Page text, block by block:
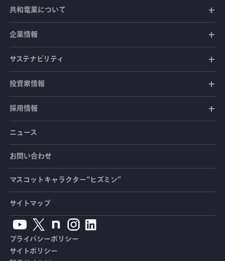
共和電業について
共和電業の未来
共和電業の事業
共和電業のあゆみ
企業情報
社長メッセージ
経営ビジョン
会社概要
拠点情報
グループ会社一覧
サステナビリティ
環境への取り組み
サステナビリティ基本方針
環境基本方針及び年度環境方針
ISO14001認証取得情報
製品への環境対応
欧州RoHS指令適合製品の販売状況
CE適合品 受注・販売状況
地域社会・社会貢献
地域社会への貢献
パートナーシップ構築宣言
人的資本の価値向上
次世代育成支援・女性活躍支援
品質保証
品質基本方針
ISO9001認証取得情報
品質保証活動の展開
製品保証
トレーサビリティ
トレーサビリティについて
JCSS認定
ASNITE認定
投資家情報
経営方針
経営方針トップ
ディスクロージャーポリシー
コーポレートガバナンス
社長メッセージ
中期経営計画
個人投資家の皆さまへ
IRライブラリ
IRライブラリトップ
決算説明会資料
適時開示情報
有価証券報告書
財務・業績
財務・業績トップ
業績ハイライト
主要連結指標
IRカレンダー
株主還元（配当・株主優待）
銘柄基本情報
採用情報
メッセージ
社長メッセージ
共和電業が求める人物像
共和電業をもっと知る
共和電業の職種紹介
先輩社員インタビュー
先輩社員インタビュー[動画編]
内定者アンケート
採用基本情報
新卒採用募集要項
会社説明会
インターンシップ・オープンカンパニー
ニュース
お問い合わせ
マスコットキャラクター“ヒズミン”
サイトマップ
プライバシーポリシー
サイトポリシー